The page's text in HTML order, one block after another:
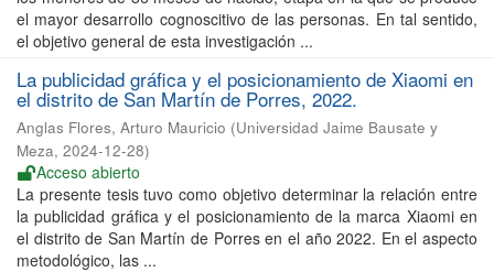
el mayor desarrollo cognoscitivo de las personas. En tal sentido,
el objetivo general de esta investigación ...
La publicidad gráfica y el posicionamiento de Xiaomi en
el distrito de San Martín de Porres, 2022.
Anglas Flores, Arturo Mauricio (Universidad Jaime Bausate y
Meza, 2024-12-28)
Acceso abierto
La presente tesis tuvo como objetivo determinar la relación entre
la publicidad gráfica y el posicionamiento de la marca Xiaomi en
el distrito de San Martín de Porres en el año 2022. En el aspecto
metodológico, las ...